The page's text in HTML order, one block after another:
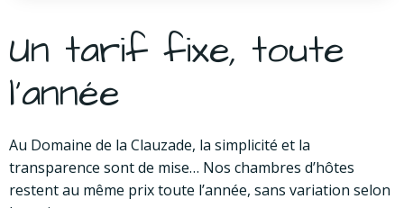
Un tarif fixe, toute
l’année
Au Domaine de la Clauzade, la simplicité et la
transparence sont de mise… Nos chambres d’hôtes
restent au même prix toute l’année, sans variation selon